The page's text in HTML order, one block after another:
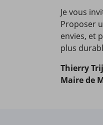
Je vous
Proposer
envies, et
plus
Thierry
Maire de